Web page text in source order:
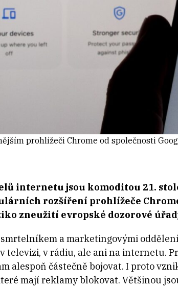
prohlížeči Chrome od společnosti
internetu jsou komoditou 21.
rozšíření prohlížeče
zneužití evropské dozorové
a marketingovými
v rádiu, ale ani na internetu.
alespoň částečně bojovat. I proto
mají reklamy blokovat. Většinou